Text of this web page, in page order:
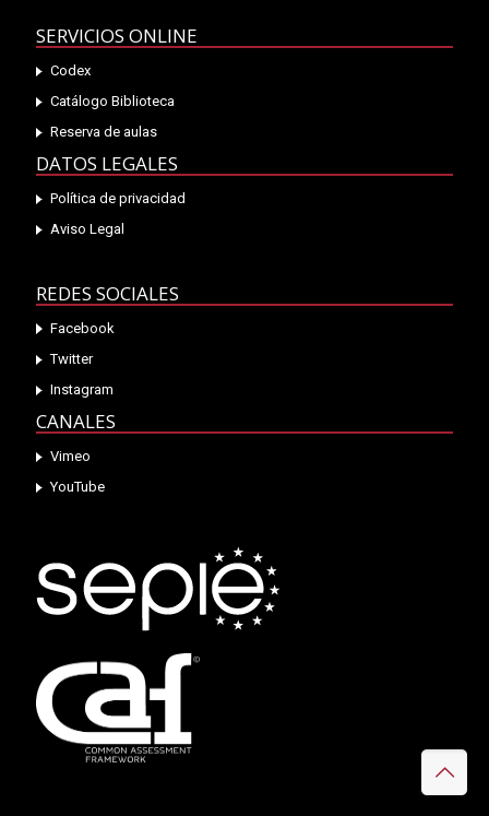
SERVICIOS ONLINE
Codex
Catálogo Biblioteca
Reserva de aulas
DATOS LEGALES
Política de privacidad
Aviso Legal
REDES SOCIALES
Facebook
Twitter
Instagram
CANALES
Vimeo
YouTube